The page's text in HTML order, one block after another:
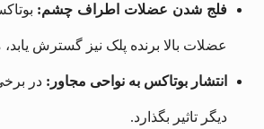
فلج شدن عضلات اطراف چشم:
عضلات بالا برنده پلک نیز گسترش
انتشار بوتاکس به نواحی مجاور: در
دیگر تاثیر بگذارد.